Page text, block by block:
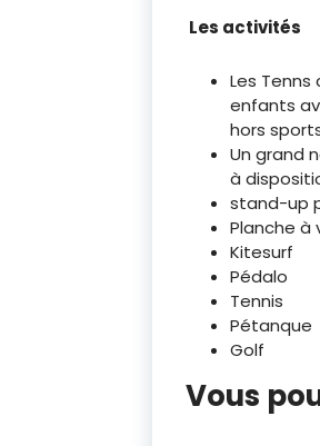
Les activités
Les
enfants
hors
Un grand
à
stand-up
Planche à
Kitesurf
Pédalo
Tennis
Pétanque
Golf
Vous